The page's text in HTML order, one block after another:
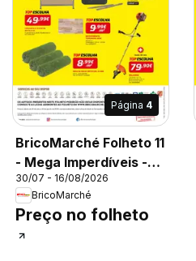
Página 4
BricoMarché Folheto 11
- Mega Imperdíveis -
Viana do Castelo
30/07 - 16/08/2026
BricoMarché
Preço no folheto